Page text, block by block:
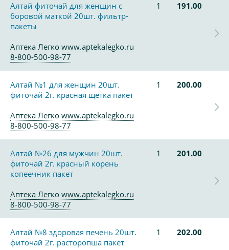
Алтай фиточай для женщин с
боровой маткой 20шт. фильтр-
пакеты
1 191.00
Аптека Легко www.aptekalegko.ru
8-800-500-98-77
Алтай №1 для женщин 20шт.
фиточай 2г. красная щетка пакет
1 200.00
Аптека Легко www.aptekalegko.ru
8-800-500-98-77
Алтай №26 для мужчин 20шт.
фиточай 2г. красный корень
копеечник пакет
1 201.00
Аптека Легко www.aptekalegko.ru
8-800-500-98-77
Алтай №8 здоровая печень 20шт.
фиточай 2г. расторопша пакет
1 202.00